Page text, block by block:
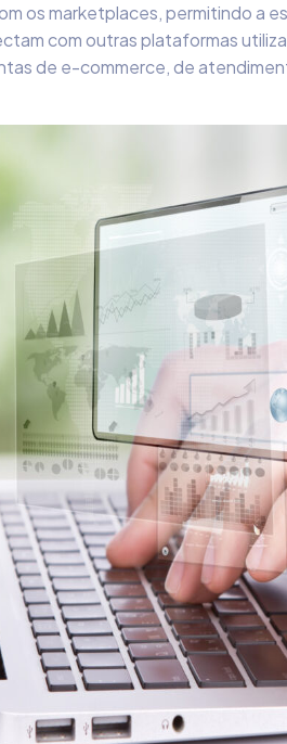
os marketplaces, permitindo a
com outras plataformas
de e-commerce, de